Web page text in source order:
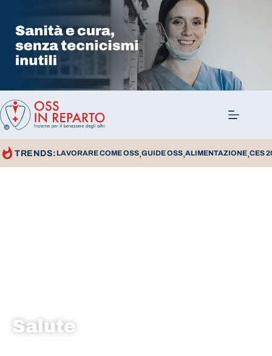
TRENDS: LAVORARE COME OSS,GUIDE OSS,ALIMENTAZIONE,CES
Salute